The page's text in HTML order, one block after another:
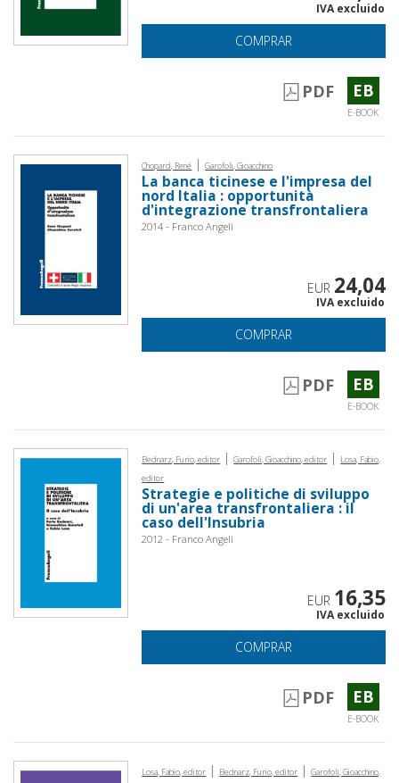
IVA excluido
COMPRAR
PDF EB
E-BOOK
Chopard, René | Garofoli, Gioacchino
La banca ticinese e l'impresa del
nord Italia : opportunità
d'integrazione transfrontaliera
2014 - Franco Angeli
EUR 24,04
IVA excluido
COMPRAR
PDF EB
E-BOOK
Bednarz, Furio, editor | Garofoli, Gioacchino, editor |
Losa, Fabio,
editor
Strategie e politiche di sviluppo
di un'area transfrontaliera : il
caso dell'Insubria
2012 - Franco Angeli
EUR 16,35
IVA excluido
COMPRAR
PDF EB
E-BOOK
Losa, Fabio, editor | Bednarz, Furio, editor | Garofoli, Gioacchino,